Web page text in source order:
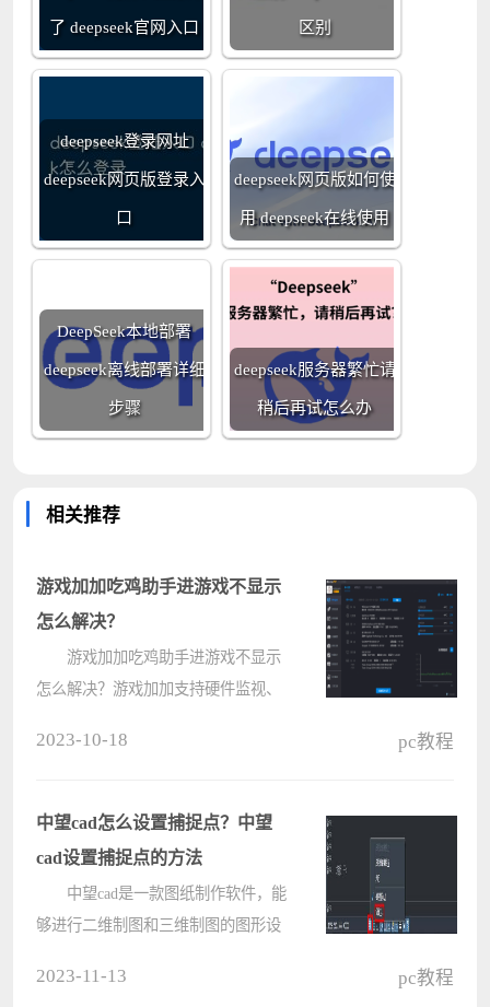
了 deepseek官网入口 区别
deepseek登录网址
deepseek网页版登录入
口
deepseek网页版如何使
用 deepseek在线使用
DeepSeek本地部署
deepseek离线部署详细
步骤
deepseek服务器繁忙请
稍后再试怎么办
相关推荐
游戏加加吃鸡助手进游戏不显示
怎么解决？
游戏加加吃鸡助手进游戏不显示
怎么解决？游戏加加支持硬件监视、
显示，那要怎么解决呢？ 游戏
加????
2023-10-18 pc教程
中望cad怎么设置捕捉点？中望
cad设置捕捉点的方法
中望cad是一款图纸制作软件，能
够进行二维制图和三维制图的图形设
2023-11-13 pc教程